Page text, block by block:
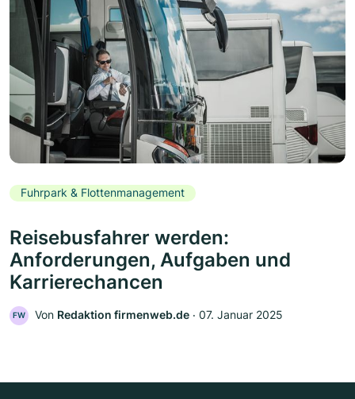
Fuhrpark & Flottenmanagement
Reisebusfahrer werden:
Anforderungen, Aufgaben und
Karrierechancen
FW Von Redaktion firmenweb.de ‧ 07. Januar 2025